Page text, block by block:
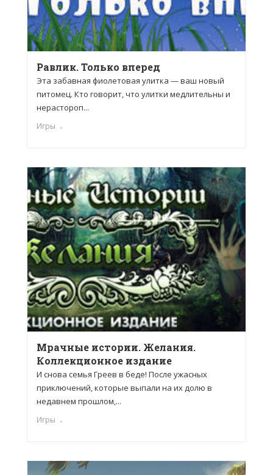
Равлик. Только вперед
Эта забавная фиолетовая улитка — ваш новый
питомец. Кто говорит, что улитки медлительны и
нерастороп...
Игры
Мрачные истории. Желания.
Коллекционное издание
И снова семья Греев в беде! После ужасных
приключений, которые выпали на их долю в
недавнем прошлом,...
Игры